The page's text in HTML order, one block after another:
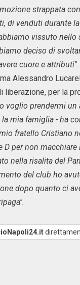
strappata
di venduti durante
vissuto nello
deciso di
cuore e attributi''
Alessandro
liberazione, per la
voglio prendermi un
mia famiglia - ha
fratello Cristiano
D per non macchiare
nella risalita del
del club ho
dopo quanto ci